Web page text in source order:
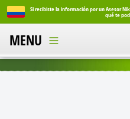
en Si recibiste la información por un Asesor
qué te
MENU